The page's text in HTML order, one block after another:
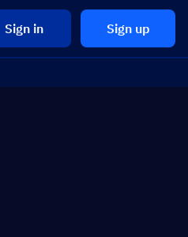
Sign in Sign up